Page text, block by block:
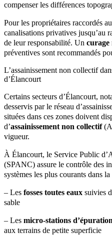
compenser les différences
Pour les propriétaires raccordés
canalisations privatives jusqu’au
de leur responsabilité. Un curage
préventives sont recommandés
L’assainissement non collectif
d’Élancourt
Certains secteurs d’Élancourt,
desservis par le réseau
situées dans ces zones doivent
d’assainissement non collectif
vigueur.
À Élancourt, le Service Public
(SPANC) assure le contrôle des
systèmes les plus courants dans
– Les fosses toutes eaux suivies
sable
– Les micro-stations d’épuration
aux terrains de petite superficie